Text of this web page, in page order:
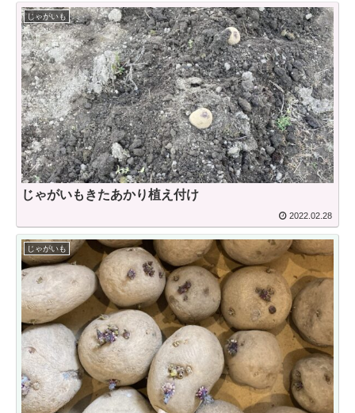
じゃがいも
じゃがいもきたあかり植え付け
2022.02.28
じゃがいも